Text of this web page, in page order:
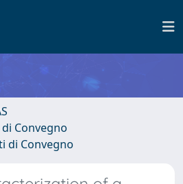
Convegno
di Convegno